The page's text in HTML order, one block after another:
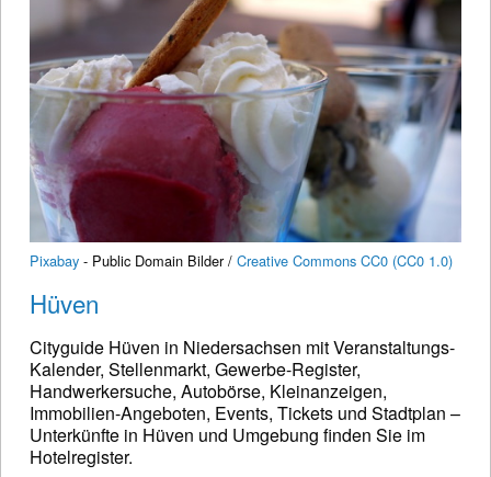
Pixabay - Public Domain Bilder / Creative Commons CC0 (CC0 1.0)
Hüven
Cityguide Hüven in Niedersachsen mit Veranstaltungs-
Kalender, Stellenmarkt, Gewerbe-Register,
Handwerkersuche, Autobörse, Kleinanzeigen,
Immobilien-Angeboten, Events, Tickets und Stadtplan –
Unterkünfte in Hüven und Umgebung finden Sie im
Hotelregister.